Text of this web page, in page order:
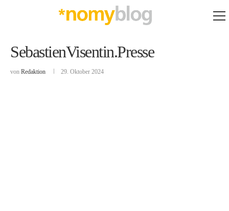
SebastienVisentin.Presse
von Redaktion 29. Oktober 2024